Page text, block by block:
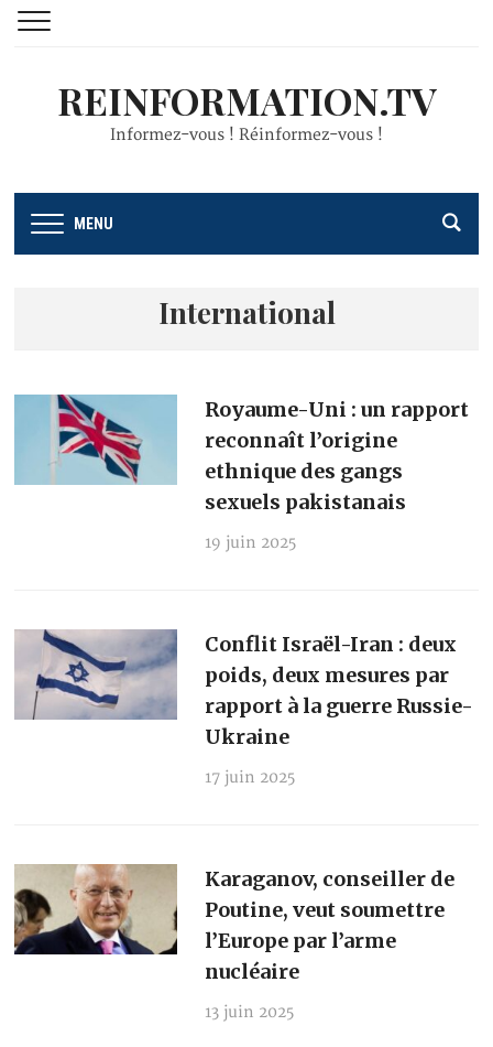
REINFORMATION.TV
Informez-vous ! Réinformez-vous !
MENU
International
Royaume-Uni : un rapport
reconnaît l’origine
ethnique des gangs
sexuels pakistanais
19 juin 2025
Conflit Israël-Iran : deux
poids, deux mesures par
rapport à la guerre Russie-
Ukraine
17 juin 2025
Karaganov, conseiller de
Poutine, veut soumettre
l’Europe par l’arme
nucléaire
13 juin 2025